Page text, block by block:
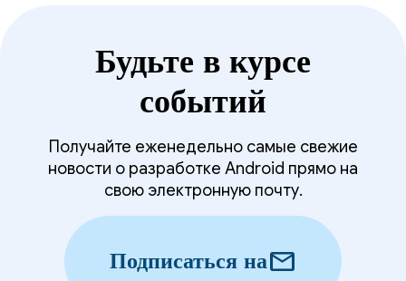
Будьте в курсе
событий
Получайте еженедельно самые свежие
новости о разработке Android прямо на
свою электронную почту.
Подписаться наmail